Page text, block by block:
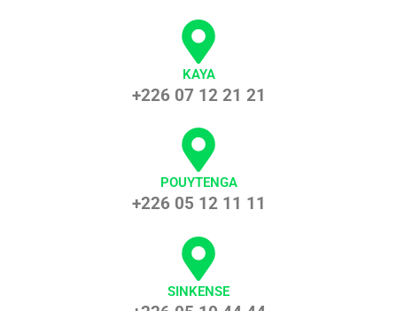
KAYA
+226 07 12 21 21
POUYTENGA
+226 05 12 11 11
SINKENSE